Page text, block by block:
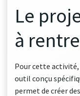
Le
à
Pour cette
outil conçu
permet de créer